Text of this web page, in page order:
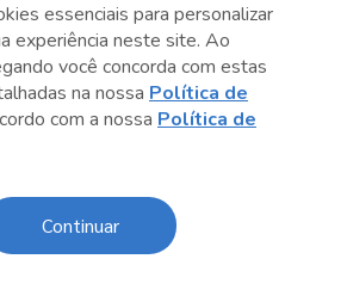
essenciais para personalizar
experiência neste site. Ao
você concorda com estas
na nossa Política de
com a nossa Política de
Continuar